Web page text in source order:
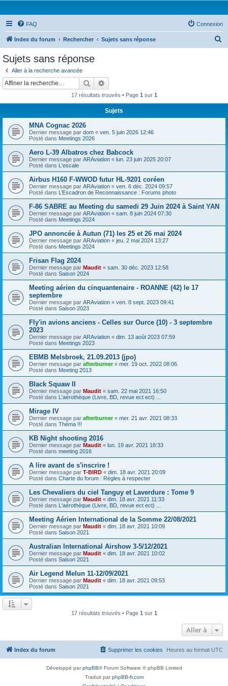
FAQ Connexion
Index du forum Rechercher Sujets sans réponse
Sujets sans réponse
Aller à la recherche avancée
Rechercher
17 résultats trouvés • Page 1 sur 1
Sujets
MNA Cognac 2026
Dernier message par dom « ven. 5 juin 2026 12:46
Posté dans Meetings 2026
Aero L-39 Albatros chez Babcock
Dernier message par ARAviation « lun. 23 juin 2025 20:07
Posté dans L'escale
Airbus H160 F-WWOD futur HL-9201 coréen
Dernier message par ARAviation « ven. 6 déc. 2024 09:57
Posté dans L’Escadron de Reconnaissance : Forums photo
F-86 SABRE au Meeting du samedi 29 Juin 2024 à Saint YAN
Dernier message par ARAviation « sam. 8 juin 2024 07:30
Posté dans Meetings 2024
JPO annoncée à Autun (71) les 25 et 26 mai 2024
Dernier message par ARAviation « jeu. 2 mai 2024 13:27
Posté dans Meetings 2024
Frisan Flag 2024
Dernier message par Maudit « sam. 30 déc. 2023 12:58
Posté dans Saison 2024
Meeting aérien du cinquantenaire - ROANNE (42) le 17
septembre
Dernier message par ARAviation « ven. 8 sept. 2023 09:41
Posté dans Saison 2023
Fly'in avions anciens - Celles sur Ource (10) - 3 septembre
2023
Dernier message par ARAviation « dim. 13 août 2023 07:59
Posté dans Meetings 2023
EBMB Melsbroek, 21.09.2013 (jpo)
Dernier message par afterburner« mer. 19 oct. 2022 08:06
Posté dans Meeting 2013
Black Squaw II
Dernier message par Maudit « sam. 22 mai 2021 16:50
Posté dans L'aérothèque (Livre, BD, revue ect ect) ...
Mirage IV
Dernier message par afterburner« mer. 21 avr. 2021 08:33
Posté dans Théma !!!
KB Night shooting 2016
Dernier message par Maudit « lun. 19 avr. 2021 18:33
Posté dans meeting 2016
A lire avant de s'inscrire !
Dernier message par T-BIRD « dim. 18 avr. 2021 20:09
Posté dans Charte du forum : Règles à respecter
Les Chevaliers du ciel Tanguy et Laverdure : Tome 9
Dernier message par Maudit « dim. 18 avr. 2021 11:33
Posté dans L'aérothèque (Livre, BD, revue ect ect) ...
Meeting Aérien International de la Somme 22/08/2021
Dernier message par Maudit « dim. 18 avr. 2021 10:09
Posté dans Saison 2021
Australian International Airshow 3-5/12/2021
Dernier message par Maudit « dim. 18 avr. 2021 10:02
Posté dans Saison 2021
Air Legend Melun 11-12/09/2021
Dernier message par Maudit « dim. 18 avr. 2021 09:53
Posté dans Saison 2021
17 résultats trouvés • Page 1 sur 1
Aller à
Index du forum Heures au format UTC
Supprimer les cookies
Développé parphpBB® Forum Software © phpBB Limited
Traduit parphpBB-fr.com